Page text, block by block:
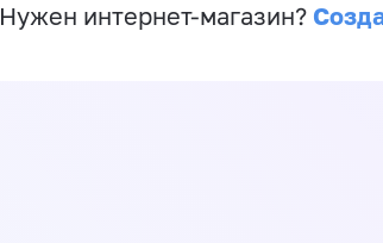
Нужен интернет-магазин?